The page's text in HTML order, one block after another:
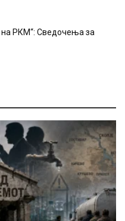
РКМ“: Сведочења за